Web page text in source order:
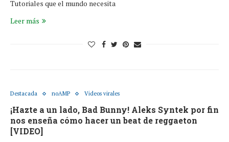
Tutoriales que el mundo necesita
Leer más
Destacada noAMP Videos virales
¡Hazte a un lado, Bad Bunny! Aleks Syntek por fin
nos enseña cómo hacer un beat de reggaeton
[VIDEO]